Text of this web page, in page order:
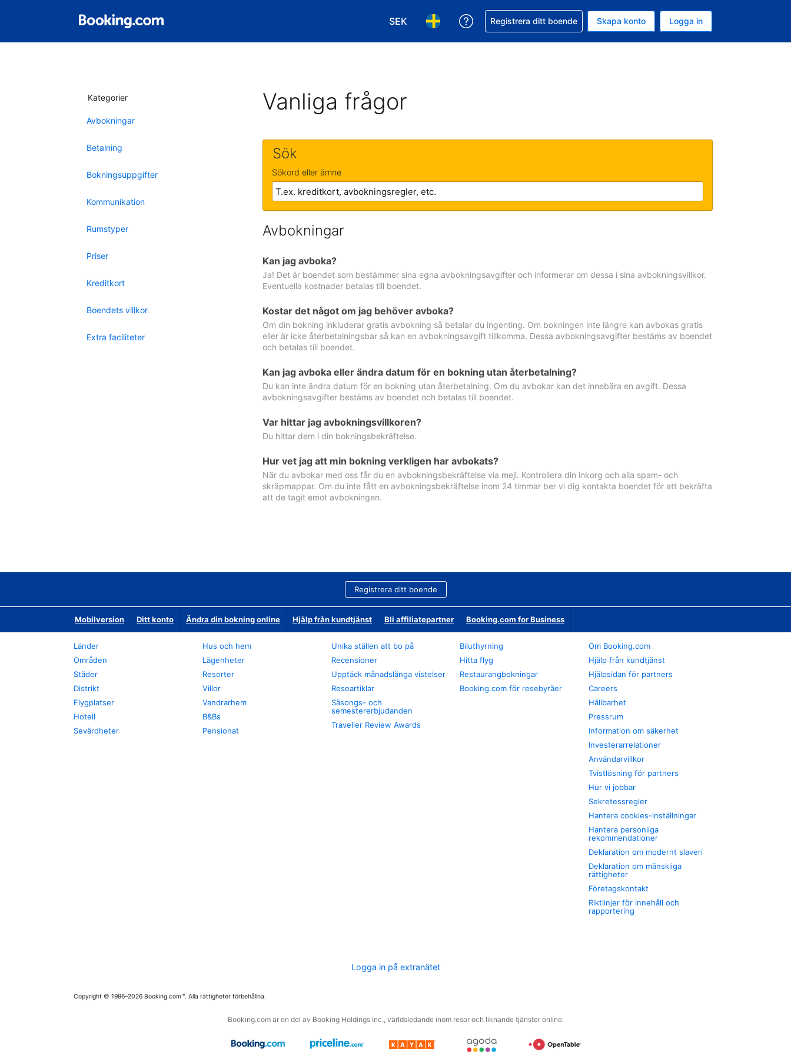
SEK
Välj valuta. Din nuvarande valuta är Svenska kronor
Välj språk. Ditt nuvarande språk är Svenska
Få hjälp med din bokning
Registrera ditt boende Skapa konto Logga in
Kategorier
Avbokningar
Betalning
Bokningsuppgifter
Kommunikation
Rumstyper
Priser
Kreditkort
Boendets villkor
Extra faciliteter
Vanliga frågor
Sök
Sökord eller ämne
Avbokningar
Kan jag avboka?
Ja! Det är boendet som bestämmer sina egna avbokningsavgifter och informerar om dessa i sina avbokningsvillkor.
Eventuella kostnader betalas till boendet.
Kostar det något om jag behöver avboka?
Om din bokning inkluderar gratis avbokning så betalar du ingenting. Om bokningen inte längre kan avbokas gratis
eller är icke återbetalningsbar så kan en avbokningsavgift tillkomma. Dessa avbokningsavgifter bestäms av boendet
och betalas till boendet.
Kan jag avboka eller ändra datum för en bokning utan återbetalning?
Du kan inte ändra datum för en bokning utan återbetalning. Om du avbokar kan det innebära en avgift. Dessa
avbokningsavgifter bestäms av boendet och betalas till boendet.
Var hittar jag avbokningsvillkoren?
Du hittar dem i din bokningsbekräftelse.
Hur vet jag att min bokning verkligen har avbokats?
När du avbokar med oss får du en avbokningsbekräftelse via mejl. Kontrollera din inkorg och alla spam- och
skräpmappar. Om du inte fått en avbokningsbekräftelse inom 24 timmar ber vi dig kontakta boendet för att bekräfta
att de tagit emot avbokningen.
Registrera ditt boende
Mobilversion Ditt konto Ändra din bokning online Hjälp från kundtjänst Bli affiliatepartner Booking.com for Business
Länder
Områden
Städer
Distrikt
Flygplatser
Hotell
Sevärdheter
Hus och hem
Lägenheter
Resorter
Villor
Vandrarhem
B&Bs
Pensionat
Unika ställen att bo på
Recensioner
Upptäck månadslånga vistelser
Researtiklar
Säsongs- och
semestererbjudanden
Traveller Review Awards
Biluthyrning
Hitta flyg
Restaurangbokningar
Booking.com för resebyråer
Om Booking.com
Hjälp från kundtjänst
Hjälpsidan för partners
Careers
Hållbarhet
Pressrum
Information om säkerhet
Investerarrelationer
Användarvillkor
Tvistlösning för partners
Hur vi jobbar
Sekretessregler
Hantera cookies-inställningar
Hantera personliga
rekommendationer
Deklaration om modernt slaveri
Deklaration om mänskliga
rättigheter
Företagskontakt
Riktlinjer för innehåll och
rapportering
Logga in på extranätet
Copyright © 1996–2026 Booking.com™. Alla rättigheter förbehållna.
Booking.com är en del av Booking Holdings Inc., världsledande inom resor och liknande tjänster online.